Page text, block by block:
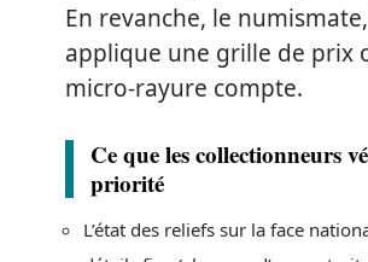
En revanche, le
applique une grille de prix
micro-rayure compte.
Ce que les collectionneurs
priorité
L’état des reliefs sur la face